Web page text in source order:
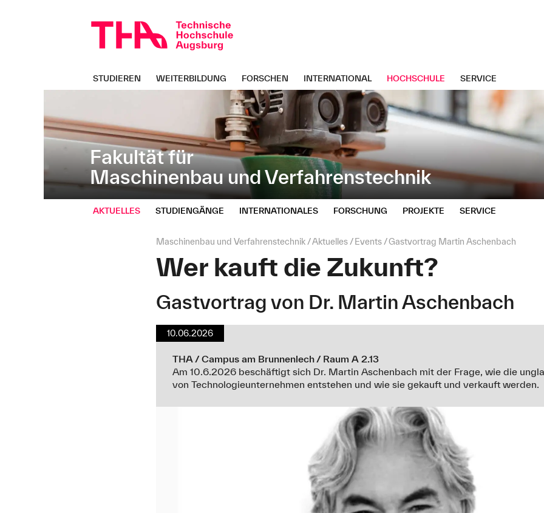
überspringen
Fakultät für
Maschinenbau und Verfahrenstechnik
STUDIEREN WEITERBILDUNG FORSCHEN INTERNATIONAL HOCHSCHULE SERVICE
AKTUELLES STUDIENGÄNGE INTERNATIONALES FORSCHUNG PROJEKTE SERVICE
Seitenpfad:
Maschinenbau und Verfahrenstechnik Aktuelles Events Gastvortrag Martin Aschenbach
Wer kauft die Zukunft?
Gastvortrag von Dr. Martin Aschenbach
10.06.2026
THA / Campus am Brunnenlech / Raum A 2.13
Am 10.6.2026 beschäftigt sich Dr. Martin Aschenbach mit der Frage, wie die
von Technologieunternehmen entstehen und wie sie gekauft und verkauft werden.